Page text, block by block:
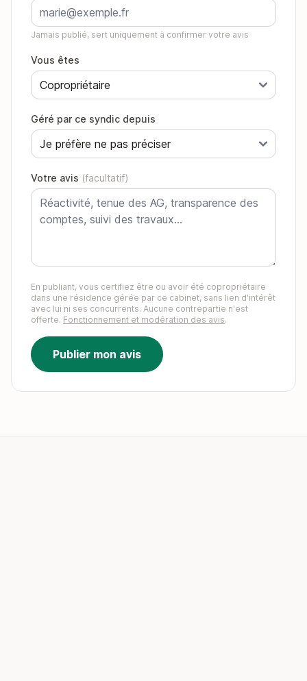
Jamais publié, sert uniquement à confirmer votre avis
Vous êtes
Géré par ce syndic depuis
Votre avis (facultatif)
En publiant, vous certifiez être ou avoir été copropriétaire
dans une résidence gérée par ce cabinet, sans lien d'intérêt
avec lui ni ses concurrents. Aucune contrepartie n'est
offerte. Fonctionnement et modération des avis.
Publier mon avis